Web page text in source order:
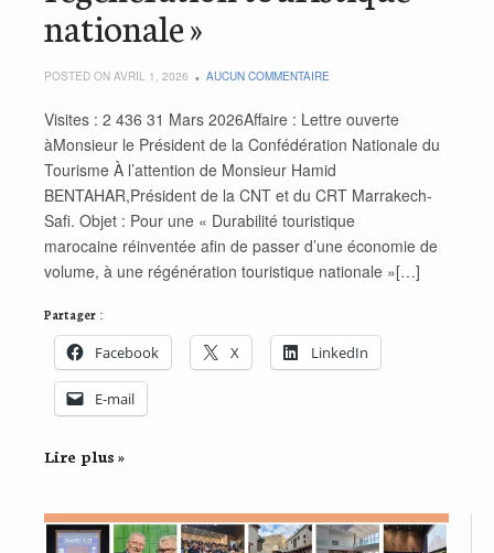
nationale »
POSTED ON AVRIL 1, 2026 AUCUN COMMENTAIRE
Visites : 2 436 31 Mars 2026Affaire : Lettre ouverte
àMonsieur le Président de la Confédération Nationale du
Tourisme À l’attention de Monsieur Hamid
BENTAHAR,Président de la CNT et du CRT Marrakech-
Safi. Objet : Pour une « Durabilité touristique
marocaine réinventée afin de passer d’une économie de
volume, à une régénération touristique nationale »[…]
Partager :
Facebook X LinkedIn
E-mail
Lire plus »